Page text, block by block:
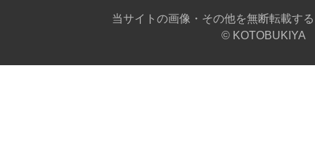
当サイトの画像・その他を無断転載す
© KOTOBUKIYA